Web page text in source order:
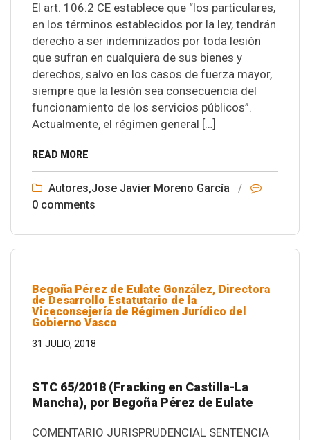
El art. 106.2 CE establece que “los particulares,
en los términos establecidos por la ley, tendrán
derecho a ser indemnizados por toda lesión
que sufran en cualquiera de sus bienes y
derechos, salvo en los casos de fuerza mayor,
siempre que la lesión sea consecuencia del
funcionamiento de los servicios públicos”.
Actualmente, el régimen general […]
READ MORE
Autores,Jose Javier Moreno García
/
0 comments
Begoña Pérez de Eulate González, Directora
de Desarrollo Estatutario de la
Viceconsejería de Régimen Jurídico del
Gobierno Vasco
31 JULIO, 2018
STC 65/2018 (Fracking en Castilla-La
Mancha), por Begoña Pérez de Eulate
COMENTARIO JURISPRUDENCIAL SENTENCIA